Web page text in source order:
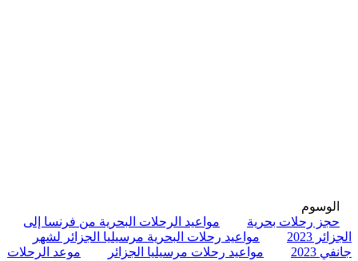
الوسوم
حجز رحلات بحرية
مواعيد الرحلات البحرية من فرنسا إلى
الجزائر 2023
مواعيد رحلات البحرية مرسيليا الجزائر لشهر
جانفي 2023
مواعيد رحلات مرسيليا الجزائر
موعد الرحلات